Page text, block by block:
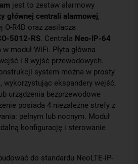
jest to zestaw alarmowy
głównej centrali alarmowej,
O-R4D oraz zasilacza
5012-RS. Centrala Neo-IP-64
moduł WiFi. Płyta główna
i 8 wyjść przewodowych.
system można w prosty
wykorzystując ekspandery wejść,
urządzenia bezprzewodowe
posiada 4 niezależne strefy z
pełnym lub nocnym. Moduł
konfigurację i sterowanie
do standardu NeoLTE-IP-